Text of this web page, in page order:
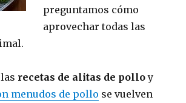
preguntamos cómo
aprovechar todas las
recetas de alitas de polloy
menudos de pollo se vuelven